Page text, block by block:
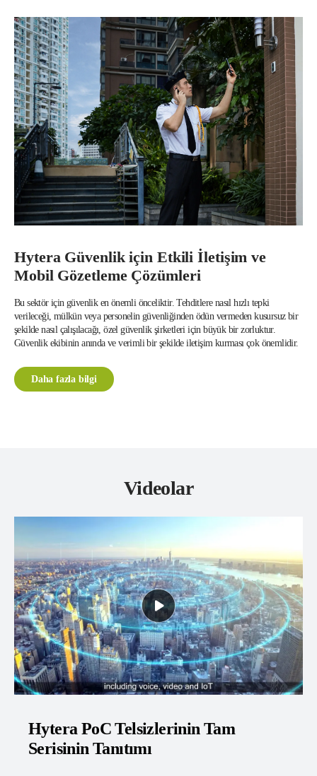
Hytera Güvenlik için Etkili İletişim ve
Mobil Gözetleme Çözümleri
Bu sektör için güvenlik en önemli önceliktir. Tehditlere nasıl hızlı tepki
verileceği, mülkün veya personelin güvenliğinden ödün vermeden kusursuz bir
şekilde nasıl çalışılacağı, özel güvenlik şirketleri için büyük bir zorluktur.
Güvenlik ekibinin anında ve verimli bir şekilde iletişim kurması çok önemlidir.
Daha fazla bilgi
Videolar
Tam Hytera PoC Telsiz